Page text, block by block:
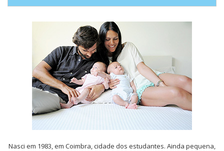
Nasci em 1983, em Coimbra, cidade dos estudantes. Ainda pequena,